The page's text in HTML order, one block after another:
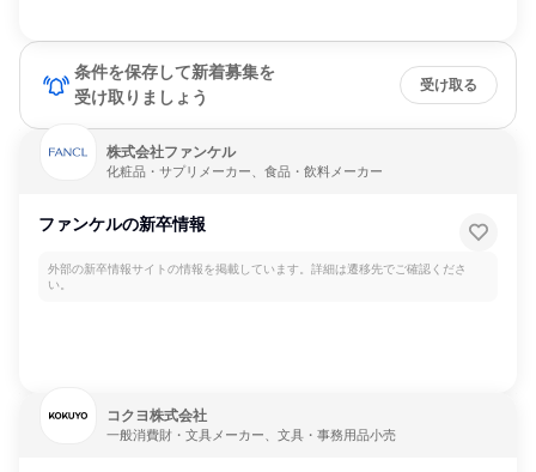
条件を保存して新着募集を
受け取りましょう
受け取る
株式会社ファンケル
化粧品・サプリメーカー、食品・飲料メーカー
ファンケルの新卒情報
外部の新卒情報サイトの情報を掲載しています。詳細は遷移先でご確認くださ
い。
コクヨ株式会社
一般消費財・文具メーカー、文具・事務用品小売